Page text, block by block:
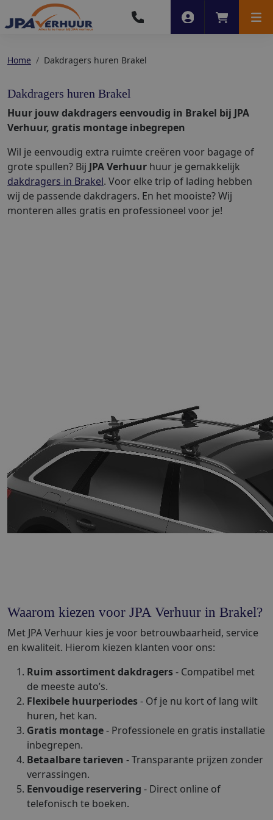
Account
Home Dakdragers huren Brakel
Dakdragers huren Brakel
Huur jouw dakdragers eenvoudig in Brakel bij JPA
Verhuur, gratis montage inbegrepen
Wil je eenvoudig extra ruimte creëren voor bagage of
grote spullen? Bij JPA Verhuur huur je gemakkelijk
dakdragers in Brakel. Voor elke trip of lading hebben
wij de passende dakdragers. En het mooiste? Wij
monteren alles gratis en professioneel voor je!
Waarom kiezen voor JPA Verhuur in Brakel?
Met JPA Verhuur kies je voor betrouwbaarheid, service
en kwaliteit. Hierom kiezen klanten voor ons:
Ruim assortiment dakdragers- Compatibel met
de meeste auto’s.
Flexibele huurperiodes- Of je nu kort of lang wilt
huren, het kan.
Gratis montage- Professionele en gratis installatie
inbegrepen.
Betaalbare tarieven - Transparante prijzen zonder
verrassingen.
Eenvoudige reservering - Direct online of
telefonisch te boeken.